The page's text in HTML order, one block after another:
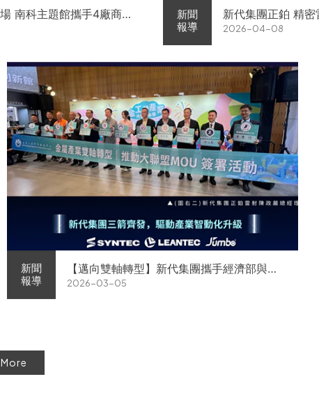
南科主題館攜手4廠商
新聞
報導
新代集團正鉑 精
慧智造解方電子展
2026-04-08
新聞
報導
【邁向雙軸轉型】新代集團攜手經濟部與金
屬中心簽署MOU 領航 AI機器人智慧智造
2026-03-05